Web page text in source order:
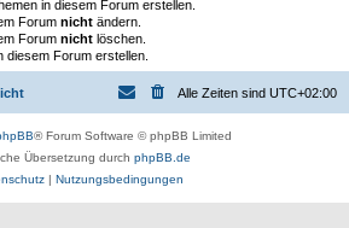
in diesem Forum erstellen.
Forum nicht ändern.
Forum nicht löschen.
diesem Forum erstellen.
Alle Zeiten sind UTC+02:00
® Forum Software © phpBB Limited
Übersetzung durch phpBB.de
| Nutzungsbedingungen